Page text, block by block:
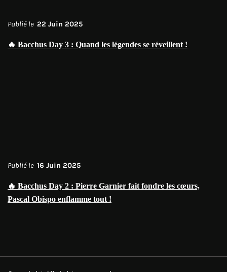
Publié le 22 Juin 2025
🔥 Bacchus Day 3 : Quand les légendes se réveillent !
Publié le 16 Juin 2025
🔥 Bacchus Day 2 : Pierre Garnier fait fondre les cœurs,
Pascal Obispo enflamme tout !